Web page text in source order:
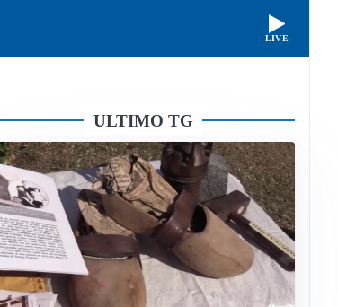
LIVE
ULTIMO TG